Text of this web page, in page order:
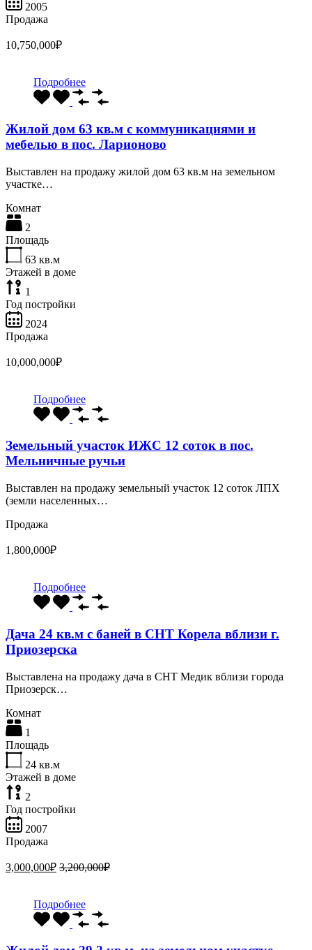
2005
Продажа
10,750,000₽
Подробнее
Жилой дом 63 кв.м с коммуникациями и
мебелью в пос. Ларионово
Выставлен на продажу жилой дом 63 кв.м на земельном
участке…
Комнат
2
Площадь
63 кв.м
Этажей в доме
1
Год постройки
2024
Продажа
10,000,000₽
Подробнее
Земельный участок ИЖС 12 соток в пос.
Мельничные ручьи
Выставлен на продажу земельный участок 12 соток ЛПХ
(земли населенных…
Продажа
1,800,000₽
Подробнее
Дача 24 кв.м с баней в СНТ Корела вблизи г.
Приозерска
Выставлена на продажу дача в СНТ Медик вблизи города
Приозерск…
Комнат
1
Площадь
24 кв.м
Этажей в доме
2
Год постройки
2007
Продажа
3,000,000₽ 3,200,000₽
Подробнее